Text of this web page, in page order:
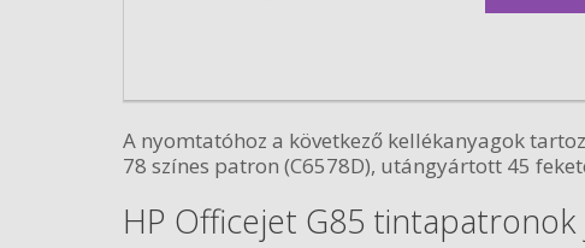
A nyomtatóhoz a következő kellékanyagok
78 színes patron (C6578D), utángyártott 45
HP Officejet G85 tintapatronok